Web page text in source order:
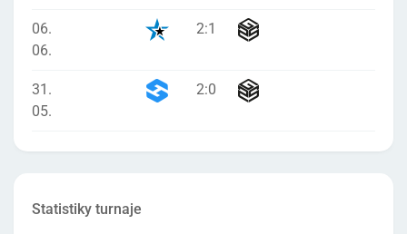
06.
06.
2:1
31.
05.
2:0
Statistiky turnaje